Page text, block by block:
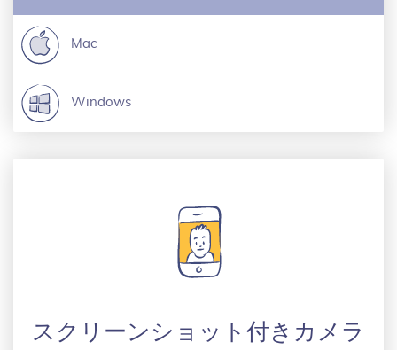
Mac
Windows
スクリーンショット付きカメラ